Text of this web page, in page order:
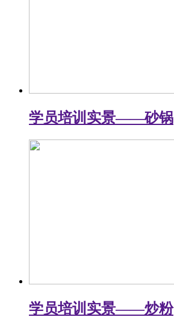
学员培训实景——砂锅
学员培训实景——炒粉